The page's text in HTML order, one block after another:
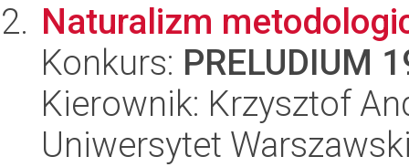
Naturalizm
Konkurs: PRELUDIUM
Kierownik: Krzysztof
Uniwersytet